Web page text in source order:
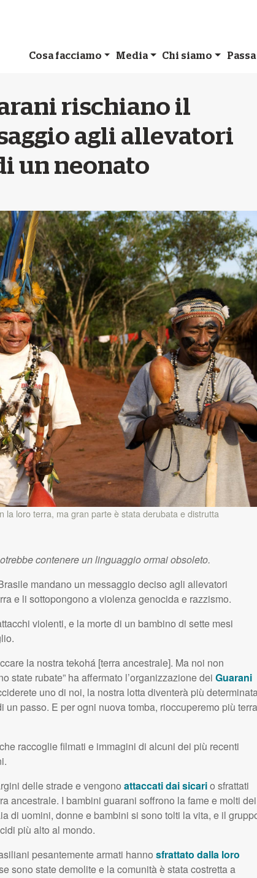
Cosa facciamo Media Chi siamo
rischiano il
agli allevatori
un neonato
la loro terra, ma gran parte è stata derubata e distrutta
contenere un linguaggio ormai obsoleto.
mandano un messaggio deciso agli allevatori
e li sottopongono a violenza genocida e razzismo.
violenti, e la morte di un bambino di sette mesi
la nostra tekohá [terra ancestrale]. Ma noi non
state rubate” ha affermato l’organizzazione dei Guarani
uno di noi, la nostra lotta diventerà più
passo. E per ogni nuova tomba, rioccuperemo più
che raccoglie filmati e immagini di alcuni dei più recenti
delle strade e vengono attaccati dai sicario sfrattati
ancestrale. I bambini guarani soffrono la fame e molti dei
di uomini, donne e bambini si sono tolti la vita, e il
più alto al mondo.
pesantemente armati hanno sfrattato dalla loro
sono state demolite e la comunità è stata costretta a